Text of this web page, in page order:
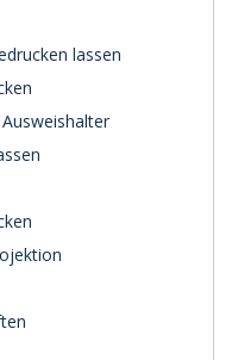
lassen
Ausweishalter